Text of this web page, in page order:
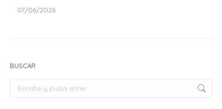
07/06/2026
BUSCAR
Buscar: